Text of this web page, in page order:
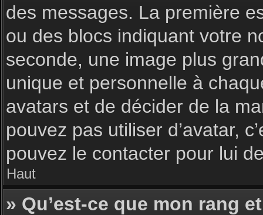
des messages. La première
ou des blocs indiquant votre
seconde, une image plus
unique et personnelle à
avatars et de décider de la
pouvez pas utiliser d’avatar,
pouvez le contacter pour lui
Haut
» Qu’est-ce que mon rang